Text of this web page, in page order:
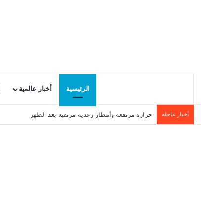
الرئيسية أخبار عالمية
أخبار عاجلة الكونغو تسجل رقماً قياسياً جديداً في إصابات إيبولا